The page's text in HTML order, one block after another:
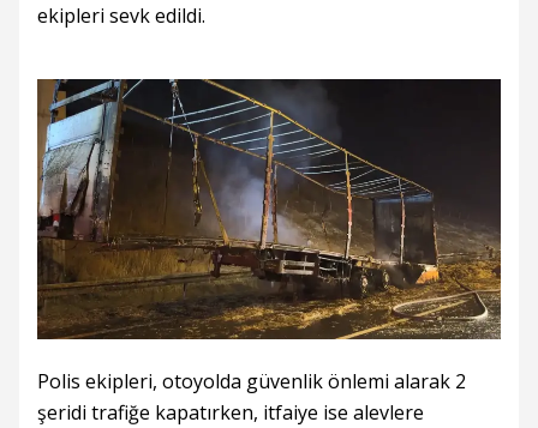
ekipleri sevk edildi.
Polis ekipleri, otoyolda güvenlik önlemi alarak 2
şeridi trafiğe kapatırken, itfaiye ise alevlere